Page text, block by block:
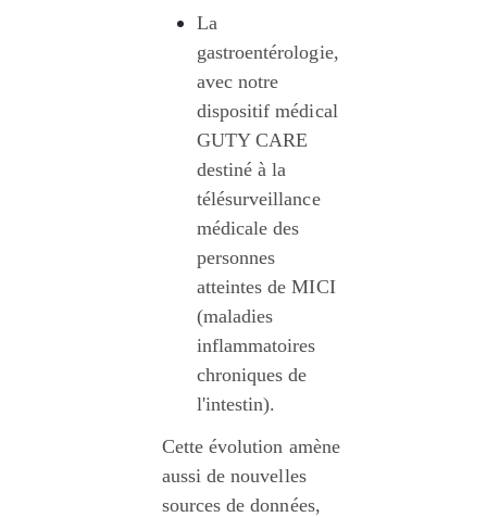
La
gastroentérologie,
avec notre
dispositif médical
GUTY CARE
destiné à la
télésurveillance
médicale des
personnes
atteintes de MICI
(maladies
inflammatoires
chroniques de
l'intestin).
Cette évolution amène
aussi de nouvelles
sources de données,